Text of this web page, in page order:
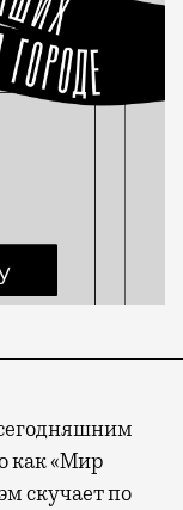
как «Мир
скучает по